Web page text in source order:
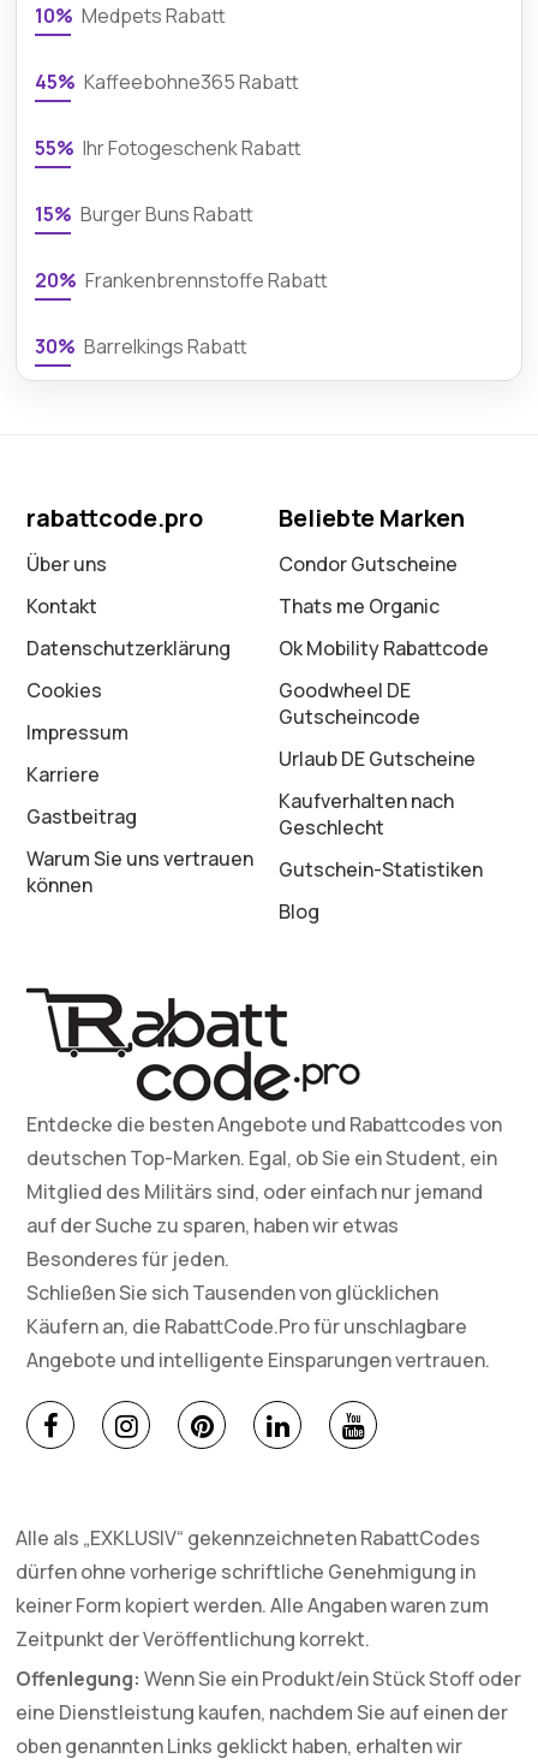
10% Medpets Rabatt
45% Kaffeebohne365 Rabatt
55% Ihr Fotogeschenk Rabatt
15% Burger Buns Rabatt
20% Frankenbrennstoffe Rabatt
30% Barrelkings Rabatt
rabattcode.pro
Über uns
Kontakt
Datenschutz­erklärung
Cookies
Impressum
Karriere
Gastbeitrag
Warum Sie uns vertrauen
können
Beliebte Marken
Condor Gutscheine
Thats me Organic
Ok Mobility Rabattcode
Goodwheel DE
Gutscheincode
Urlaub DE Gutscheine
Kaufverhalten nach
Geschlecht
Gutschein-Statistiken
Blog
Entdecke die besten Angebote und Rabattcodes von
deutschen Top-Marken. Egal, ob Sie ein Student, ein
Mitglied des Militärs sind, oder einfach nur jemand
auf der Suche zu sparen, haben wir etwas
Besonderes für jeden.
Schließen Sie sich Tausenden von glücklichen
Käufern an, die RabattCode.Pro für unschlagbare
Angebote und intelligente Einsparungen vertrauen.
Alle als „EXKLUSIV“ gekennzeichneten RabattCodes
dürfen ohne vorherige schriftliche Genehmigung in
keiner Form kopiert werden. Alle Angaben waren zum
Zeitpunkt der Veröffentlichung korrekt.
Offenlegung: Wenn Sie ein Produkt/ein Stück Stoff oder
eine Dienstleistung kaufen, nachdem Sie auf einen der
oben genannten Links geklickt haben, erhalten wir